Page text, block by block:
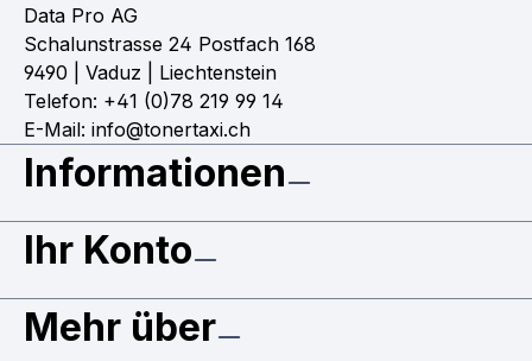
Data Pro AG
Schalunstrasse 24 Postfach 168
9490 | Vaduz | Liechtenstein
Telefon: +41 (0)78 219 99 14
E-Mail: info@tonertaxi.ch
Informationen
Ihr Konto
Mehr über